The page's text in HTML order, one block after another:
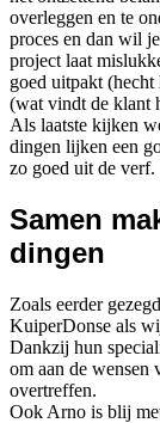
overleggen en te
proces en dan wil
project laat
goed uitpakt
(wat vindt de klant
Als laatste kijken
dingen lijken een
zo goed uit de
Samen
dingen
Zoals eerder
KuiperDonse als
Dankzij hun
om aan de wensen
overtreffen.
Ook Arno is blij